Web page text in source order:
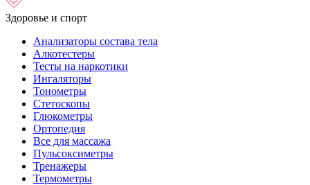
Здоровье и спорт
Анализаторы состава тела
Алкотестеры
Тесты на наркотики
Ингаляторы
Тонометры
Стетоскопы
Глюкометры
Ортопедия
Все для массажа
Пульсоксиметры
Тренажеры
Термометры